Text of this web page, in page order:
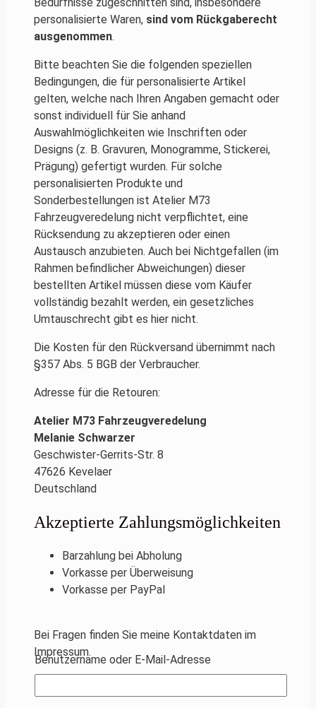
personalisierte Waren, sind vom Rückgaberecht
ausgenommen.
Bitte beachten Sie die folgenden speziellen
Bedingungen, die für personalisierte Artikel
gelten, welche nach Ihren Angaben gemacht oder
sonst individuell für Sie anhand
Auswahlmöglichkeiten wie Inschriften oder
Designs (z. B. Gravuren, Monogramme, Stickerei,
Prägung) gefertigt wurden. Für solche
personalisierten Produkte und
Sonderbestellungen ist Atelier M73
Fahrzeugveredelung nicht verpflichtet, eine
Rücksendung zu akzeptieren oder einen
Austausch anzubieten. Auch bei Nichtgefallen (im
Rahmen befindlicher Abweichungen) dieser
bestellten Artikel müssen diese vom Käufer
vollständig bezahlt werden, ein gesetzliches
Umtauschrecht gibt es hier nicht.
Die Kosten für den Rückversand übernimmt nach
§357 Abs. 5 BGB der Verbraucher.
Adresse für die Retouren:
Atelier M73 Fahrzeugveredelung
Melanie Schwarzer
Geschwister-Gerrits-Str. 8
47626 Kevelaer
Deutschland
Akzeptierte Zahlungsmöglichkeiten
Barzahlung bei Abholung
Vorkasse per Überweisung
Vorkasse per PayPal
Bei Fragen finden Sie meine Kontaktdaten im
Impressum.
Benutzername oder E-Mail-Adresse